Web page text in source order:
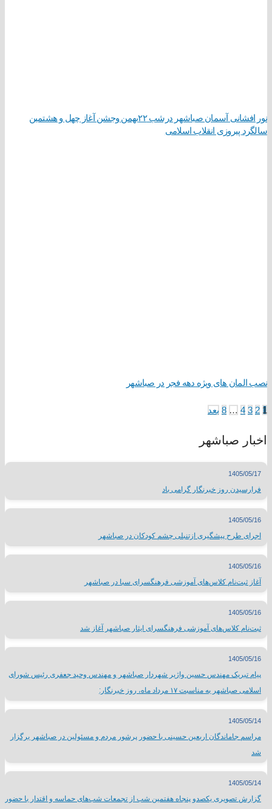
نور افشانی آسمان صباشهر درشب ۲۲بهمن وجشن آغاز چهل و هشتمین
سالگرد پیروزی انقلاب اسلامی
نصب المان های ویژه دهه فجر در صباشهر
1
2
3
4
…
8 بعد
اخبار صباشهر
1405/05/17
فرارسیدن روز خبرنگار گرامی باد
1405/05/16
اجرای طرح پیشگیری ازتنبلی چشم کودکان در صباشهر
1405/05/16
آغاز ثبت‌نام کلاس‌های آموزشی فرهنگسرای سبا در صباشهر
1405/05/16
ثبت‌نام کلاس‌های آموزشی فرهنگسرای ایثار صباشهر آغاز شد
1405/05/16
پیام تبریک مهندس حسین واژیر شهردار صباشهر و مهندس وحید جعفری رئیس شورای
اسلامی صباشهر به مناسبت ۱۷ مرداد ماه، روز خبرنگار:
1405/05/14
مراسم جاماندگان اربعین حسینی با حضور پرشور مردم و مسئولین در صباشهر برگزار
شد
1405/05/14
گزارش تصویری یکصدو پنجاه هفتمین شب از تجمعات شب‌های حماسه و اقتدار با حضور